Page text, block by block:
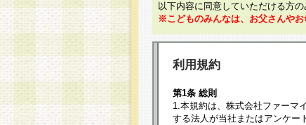
以下内容に同意していただける方の
※こどものみんなは、お父さんやお
利用規約
第1条 総則
1.本規約は、株式会社ファーマ
する法人が当社またはアンケー